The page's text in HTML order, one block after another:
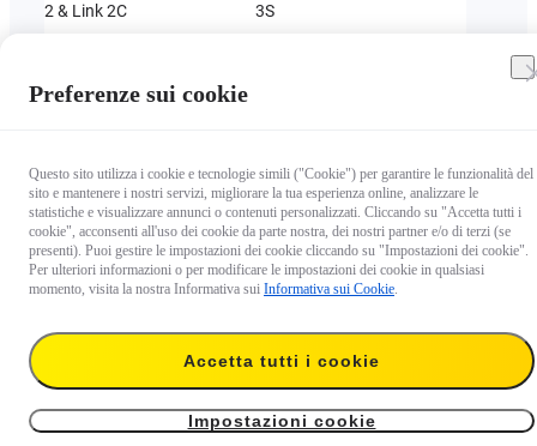
2 & Link 2C
3S
56,99 € 44,99 €
Preferenze sui cookie
Questo sito utilizza i cookie e tecnologie simili ("Cookie") per garantire le funzionalità del
sito e mantenere i nostri servizi, migliorare la tua esperienza online, analizzare le
statistiche e visualizzare annunci o contenuti personalizzati. Cliccando su "Accetta tutti i
cookie", acconsenti all'uso dei cookie da parte nostra, dei nostri partner e/o di terzi (se
presenti). Puoi gestire le impostazioni dei cookie cliccando su "Impostazioni dei cookie".
Per ulteriori informazioni o per modificare le impostazioni dei cookie in qualsiasi
momento, visita la nostra Informativa sui Informativa sui Cookie.
Accetta tutti i cookie
Impostazioni cookie